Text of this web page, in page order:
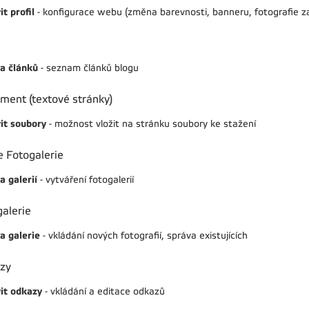
profil- konfigurace webu (změna barevnosti, banneru, fotografie
článků- seznam článků blogu
(textové stránky)
soubory- možnost vložit na stránku soubory ke stažení
Fotogalerie
galerií- vytváření fotogalerií
galerie- vkládání nových fotografií, správa existujících
odkazy- vkládání a editace odkazů